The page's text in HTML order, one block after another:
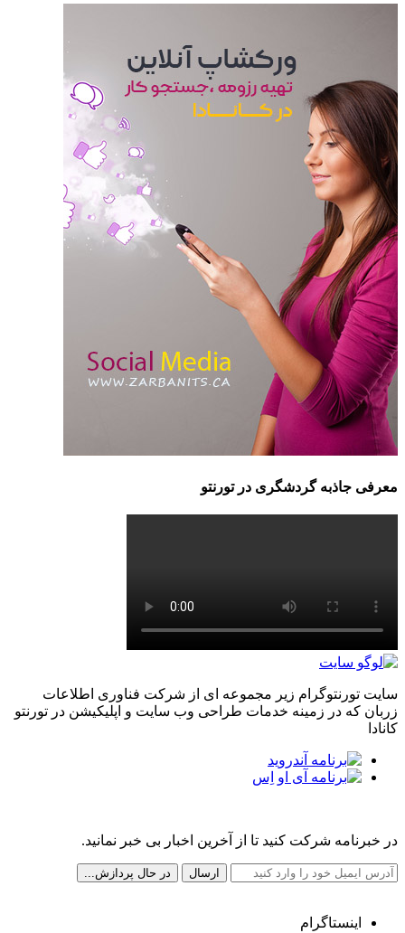
معرفی جاذبه گردشگری در تورنتو
سایت تورنتوگرام زیر مجموعه ای از شرکت فناوری اطلاعات
زربان که در زمینه خدمات طراحی وب سایت و اپلیکیشن در تورنتو
کانادا
در خبرنامه شرکت کنید تا از آخرین اخبار بی خبر نمانید.
اینستاگرام